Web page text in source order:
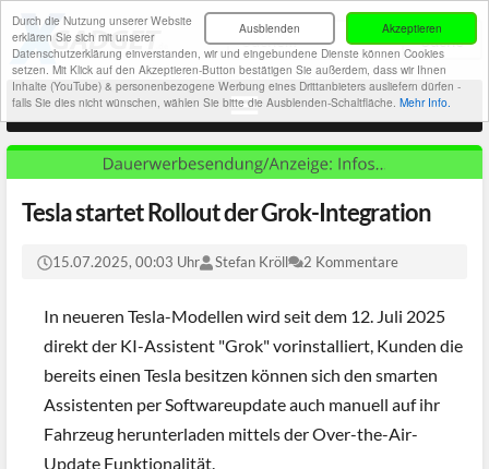
Akzeptieren
Ausblenden
Durch die Nutzung unserer Website
erklären Sie sich mit unserer
Datenschutzerklärung einverstanden, wir und eingebundene Dienste können Cookies
setzen. Mit Klick auf den Akzeptieren-Button bestätigen Sie außerdem, dass wir Ihnen
Inhalte (YouTube) & personenbezogene Werbung eines Drittanbieters ausliefern dürfen -
falls Sie dies nicht wünschen, wählen Sie bitte die Ausblenden-Schaltfläche. Mehr Info.
Tesla startet Rollout der Grok-Integration
15.07.2025, 00:03 Uhr Stefan Kröll 2 Kommentare
In neueren Tesla-Modellen wird seit dem 12. Juli 2025
direkt der KI-Assistent "Grok" vorinstalliert, Kunden die
bereits einen Tesla besitzen können sich den smarten
Assistenten per Softwareupdate auch manuell auf ihr
Fahrzeug herunterladen mittels der Over-the-Air-
Update Funktionalität.